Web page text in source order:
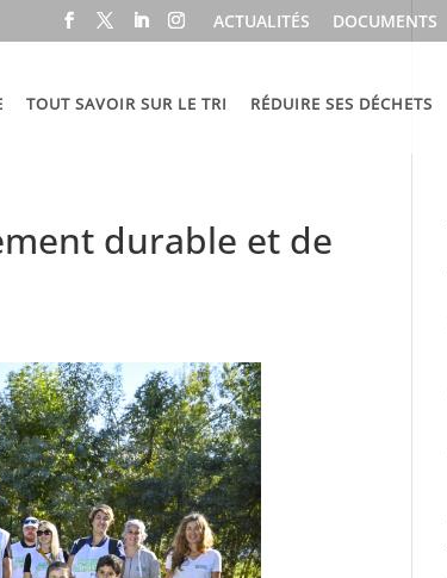
ACTUALITÉS DOCUMENTS
TOUT SAVOIR SUR LE TRI RÉDUIRE SES DÉCHETS
durable et de